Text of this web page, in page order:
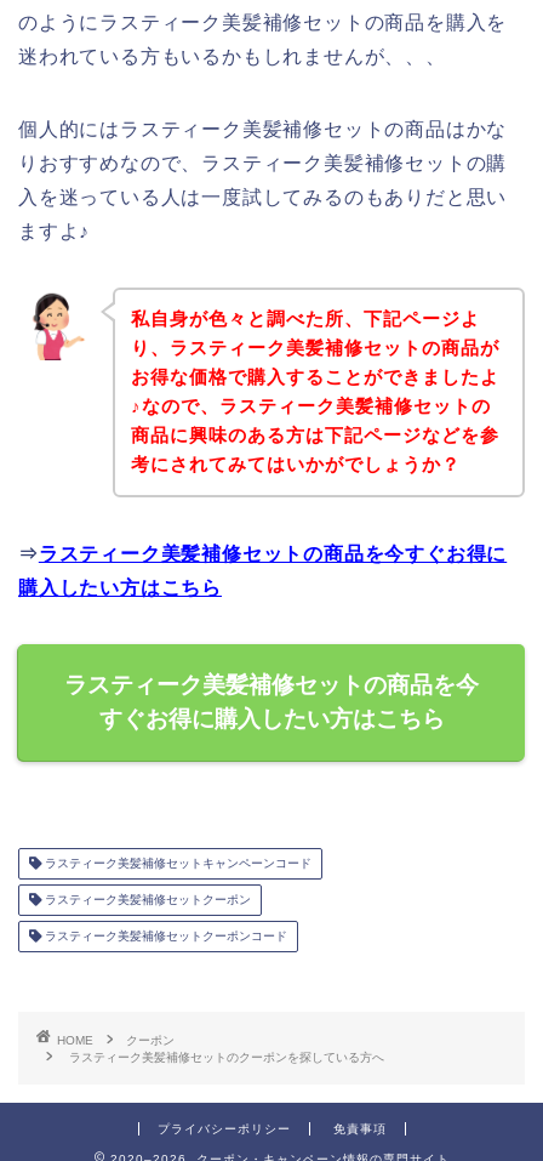
のようにラスティーク美髪補修セットの商品を購入を
迷われている方もいるかもしれませんが、、、
個人的にはラスティーク美髪補修セットの商品はかな
りおすすめなので、ラスティーク美髪補修セットの購
入を迷っている人は一度試してみるのもありだと思い
ますよ♪
私自身が色々と調べた所、下記ページよ
り、ラスティーク美髪補修セットの商品が
お得な価格で購入することができましたよ
♪なので、ラスティーク美髪補修セットの
商品に興味のある方は下記ページなどを参
考にされてみてはいかがでしょうか？
⇒ラスティーク美髪補修セットの商品を今すぐお得に
購入したい方はこちら
ラスティーク美髪補修セットの商品を今
すぐお得に購入したい方はこちら
ラスティーク美髪補修セットキャンペーンコード
ラスティーク美髪補修セットクーポン
ラスティーク美髪補修セットクーポンコード
HOME
クーポン
ラスティーク美髪補修セットのクーポンを探している方へ
プライバシーポリシー 免責事項